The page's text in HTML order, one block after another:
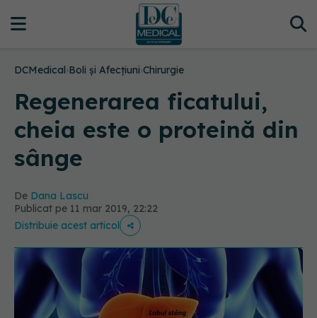
DCMedical›Boli și Afecțiuni›Chirurgie
Regenerarea ficatului,
cheia este o proteină din
sânge
De Dana Lascu
Publicat pe 11 mar 2019, 22:22
Distribuie acest articol